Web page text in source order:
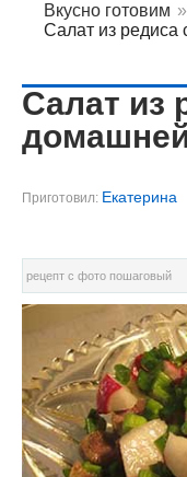
Вкусно готовим »
Салат из редиса
Салат из
Приготовил: Екатерина
рецепт с фото пошаговый